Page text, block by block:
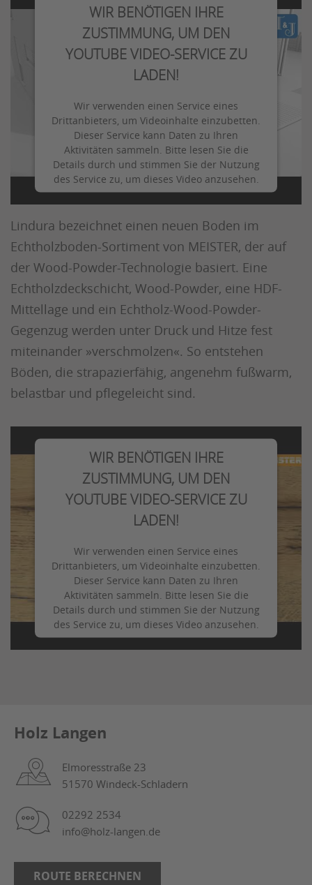
WIR BENÖTIGEN IHRE
ZUSTIMMUNG, UM DEN
YOUTUBE VIDEO-SERVICE ZU
LADEN!
Wir verwenden einen Service eines
Drittanbieters, um Videoinhalte einzubetten.
Dieser Service kann Daten zu Ihren
Aktivitäten sammeln. Bitte lesen Sie die
Details durch und stimmen Sie der Nutzung
des Service zu, um dieses Video anzusehen.
Mehr Informationen
MEISTER Lindura Holzboden
Lindura bezeichnet einen neuen Boden im
Echtholzboden-Sortiment von MEISTER, der auf
der Wood-Powder-Technologie basiert. Eine
Echtholzdeckschicht, Wood-Powder, eine HDF-
Mittellage und ein Echtholz-Wood-Powder-
Gegenzug werden unter Druck und Hitze fest
miteinander »verschmolzen«. So entstehen
Böden, die strapazierfähig, angenehm fußwarm,
belastbar und pflegeleicht sind.
WIR BENÖTIGEN IHRE
ZUSTIMMUNG, UM DEN
YOUTUBE VIDEO-SERVICE ZU
LADEN!
Wir verwenden einen Service eines
Drittanbieters, um Videoinhalte einzubetten.
Dieser Service kann Daten zu Ihren
Aktivitäten sammeln. Bitte lesen Sie die
Details durch und stimmen Sie der Nutzung
des Service zu, um dieses Video anzusehen.
Holz Langen
Elmoresstraße 23
51570 Windeck-Schladern
02292 2534
info@holz-langen.de
ROUTE BERECHNEN